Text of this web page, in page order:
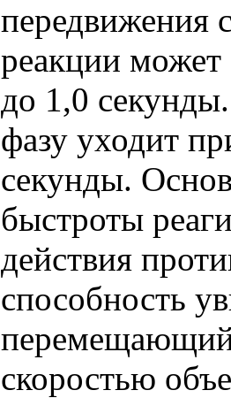
передвижения
реакции может
до 1,0
фазу уходит
секунды.
быстроты
действия
способность
скоростью